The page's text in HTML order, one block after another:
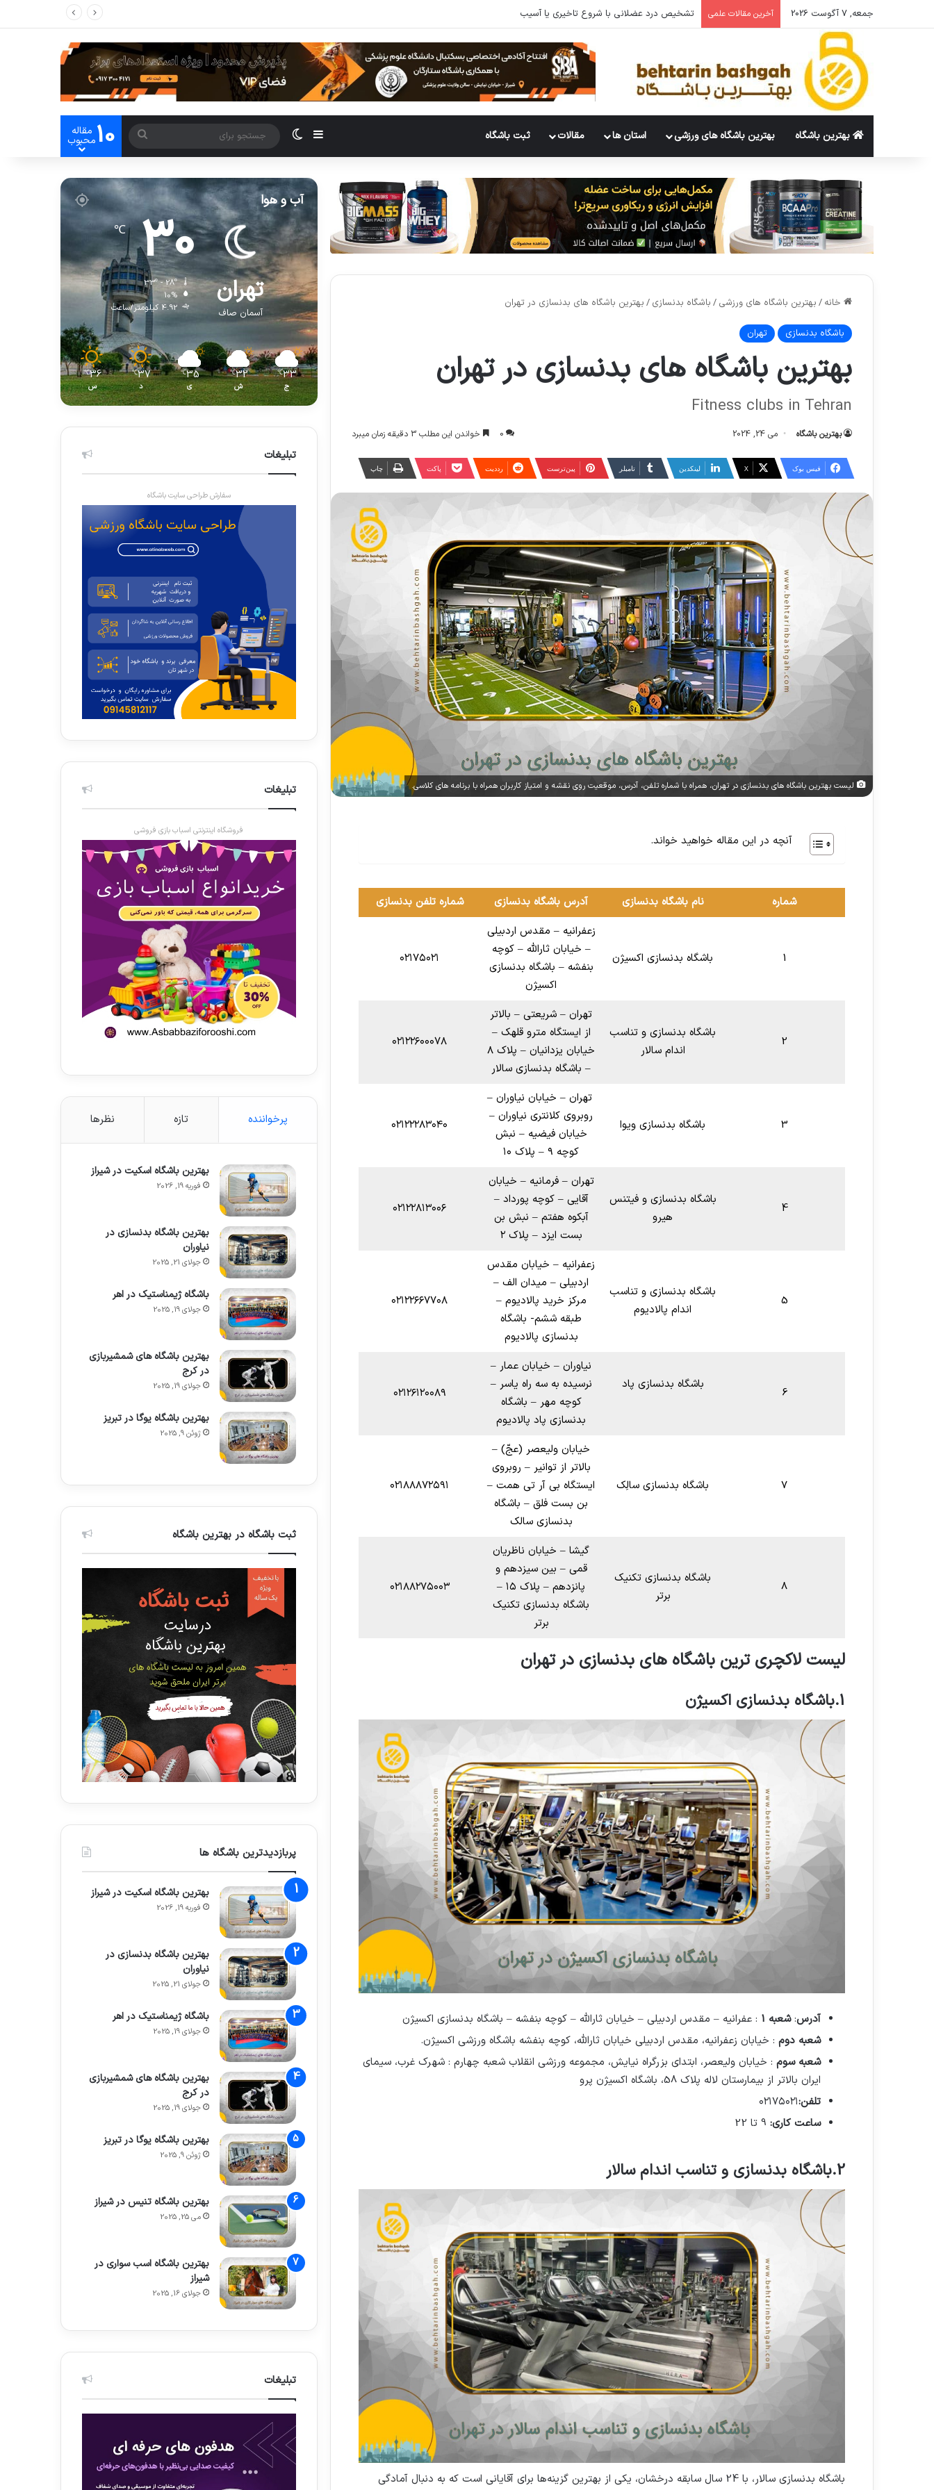
جمعه, 7 آگوست 2026 آخرین مقالات علمی چند ست برای عضله سازی باید انجام دهید؟تحقیقات پاسخ میدهند
بهترین باشگاه بهترین باشگاه های ورزشی استان ها مقالات ثبت باشگاه 10 مقاله
محبوب
خانه / بهترین باشگاه های ورزشی / باشگاه بدنسازی / بهترین باشگاه های بدنسازی در تهران
باشگاه بدنسازی تهران
بهترین باشگاه های بدنسازی در تهران
Fitness clubs in Tehran
بهترین باشگاه می 24, 2024 0 خواندن این مطلب 3 دقیقه زمان میبرد
فیس بوک X لینکدین ‫تامبلر ‫پین‌ترست ‫رددیت پاکت چاپ
لیست بهترین باشگاه های بدنسازی در تهران، همراه با شماره تلفن، آدرس، موقعیت روی نقشه و امتیاز کاربران همراه با برنامه های کلاسی.
آنچه در این مقاله خواهید خواند.
شماره نام باشگاه بدنسازی آدرس باشگاه بدنسازی شماره تلفن بدنسازی
1 باشگاه بدنسازی اکسیژن
زعفرانيه – مقدس اردبيلي
– خيابان ثارالله – کوچه
بنفشه – باشگاه بدنسازی
اکسیژن
۰۲۱۷۵۰۲۱
2
باشگاه بدنسازی و تناسب
اندام سالار
تهران – شریعتی – بالاتر
از ایستگاه مترو قلهک –
خیابان یزدانیان – پلاک ۸
– باشگاه بدنسازی سالار
۰۲۱۲۲۶۰۰۰۷۸
3 باشگاه بدنسازی ویوا
تهران – خیابان نیاوران –
روبروی کلانتری نیاوران –
خیابان فیضیه – نبش
کوچه ۹ – پلاک ۱۰
۰۲۱۲۲۲۸۳۰۴۰
4
باشگاه بدنسازی و فیتنس
هیرو
تهران – فرمانیه – خیابان
آقایی – کوچه پورداد –
آبکوه هفتم – نبش بن
بست ایزد – پلاک ۲
۰۲۱۲۲۸۱۳۰۰۶
5
باشگاه بدنسازی و تناسب
اندام پالادیوم
زعفرانیه – خیابان مقدس
اردبیلی – میدان الف –
مرکز خرید پالادیوم –
طبقه ششم- باشگاه
بدنسازی پالادیوم
۰۲۱۲۲۶۶۷۷۰۸
6
باشگاه بدنسازی پاد
نیاوران – خیابان عمار –
نرسیده به سه ‌راه یاسر –
کوچه مهر – باشگاه
بدنسازی پاد پالادیوم
۰۲۱۲۶۱۲۰۰۸۹
7 باشگاه بدنسازی سالِک
خیابان ولیعصر (عجّ) –
بالاتر از توانیر – روبروی
ایستگاه بی آر تی همت –
بن بست فلق – باشگاه
بدنسازی سالک
۰۲۱۸۸۸۷۲۵۹۱
8
باشگاه بدنسازی تکنیک
برتر
گیشا – خیابان ناظریان
قمی – بین سیزدهم و
پانزدهم – پلاک ۱۵ –
باشگاه بدنسازی تکنیک
برتر
۰۲۱۸۸۲۷۵۰۰۳
لیست لاکچری ترین باشگاه های بدنسازی در تهران
1. باشگاه بدنسازی اکسیژن
آدرس:شعبه 1
: عفرانيه – مقدس اردبيلي – خيابان ثارالله – کوچه بنفشه – باشگاه بدنسازی اکسیژن
شعبه دوم : خیابان زعفرانیه، مقدس اردبیلی خیابان ثارالله، کوچه بنفشه باشگاه ورزشی اکسیژن.
شعبه سوم : خیابان ولیعصر، ابتدای بزرگراه نیایش، مجموعه ورزشی انقلاب شعبه چهارم : شهرک غرب، سیمای
ایران بالاتر از بیمارستان لاله پلاک 58، باشگاه اکسیژن پرو
تلفن:۰۲۱۷۵۰۲۱
ساعت کاری:
2. باشگاه بدنسازی و تناسب اندام سالار
باشگاه بدنسازی سالار، با 24 سال سابقه درخشان، یکی از بهترین گزینه‌ها برای آقایانی است که به دنبال آمادگی
آب و هوا
تهران
آسمان صاف
30
℃
33º - 28º
10%
4.92 کیلومتر/ساعت
33
℃
ج
32
℃
ش
35
℃
ی
37
℃
د
36
℃
س
تبلیغات
سفارش طراحی سایت باشگاه
تبلیغات
فروشگاه اینترنتی اسباب بازی فروشی
پرخواننده تازه نظرها
بهترین باشگاه اسکیت در شیراز
فوریه 19, 2026
بهترین باشگاه بدنسازی در
نیاوران
جولای 21, 2025
باشگاه ژیمناستیک در اهر
جولای 19, 2025
بهترین باشگاه های شمشیربازی
در کرج
جولای 19, 2025
بهترین باشگاه یوگا در تبریز
ژوئن 9, 2025
ثبت باشگاه در بهترین باشگاه
پربازدیدترین باشگاه ها
بهترین باشگاه اسکیت در شیراز
فوریه 19, 2026
بهترین باشگاه بدنسازی در
نیاوران
جولای 21, 2025
باشگاه ژیمناستیک در اهر
جولای 19, 2025
بهترین باشگاه های شمشیربازی
در کرج
جولای 19, 2025
بهترین باشگاه یوگا در تبریز
ژوئن 9, 2025
بهترین باشگاه تنیس در شیراز
می 25, 2025
بهترین باشگاه اسب سواری در
شیراز
جولای 16, 2025
تبلیغات